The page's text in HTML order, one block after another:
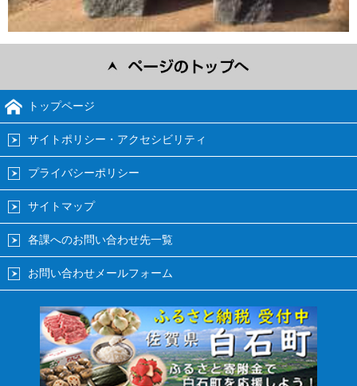
トップページ
サイトポリシー・アクセシビリティ
プライバシーポリシー
サイトマップ
各課へのお問い合わせ先一覧
お問い合わせメールフォーム